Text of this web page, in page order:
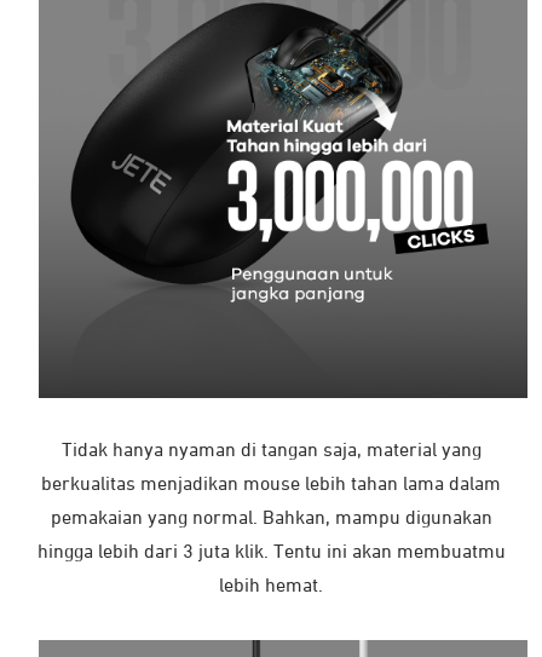
Tidak hanya nyaman di tangan saja, material yang
berkualitas menjadikan mouse lebih tahan lama dalam
pemakaian yang normal. Bahkan, mampu digunakan
hingga lebih dari 3 juta klik. Tentu ini akan membuatmu
lebih hemat.